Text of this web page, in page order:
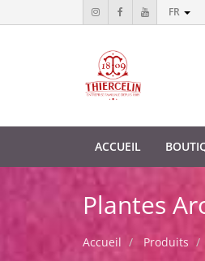
FR
ACCUEIL
Plantes
Accueil Produits